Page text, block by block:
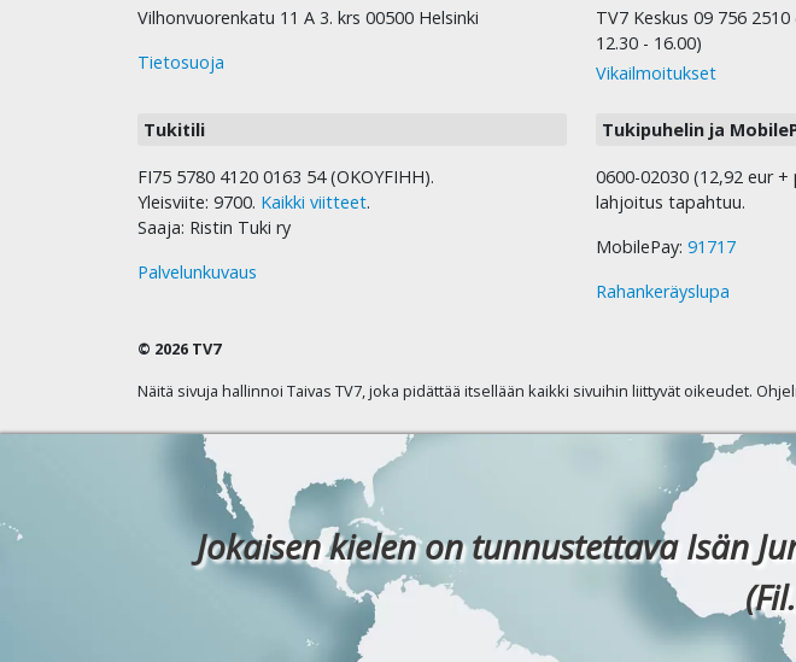
Vilhonvuorenkatu 11 A 3. krs 00500 Helsinki
Tietosuoja
TV7 Keskus 09 756
12.30 - 16.00)
Vikailmoitukset
Tukitili
FI75 5780 4120 0163 54 (OKOYFIHH).
Yleisviite: 9700. Kaikki viitteet.
Saaja: Ristin Tuki ry
Palvelunkuvaus
Tukipuhelin ja
0600-02030 (12,92 eur
lahjoitus tapahtuu.
MobilePay: 91717
Rahankeräyslupa
© 2026 TV7
Näitä sivuja hallinnoi Taivas TV7, joka pidättää itsellään kaikki sivuihin liittyvät oikeudet.
Jokaisen kielen on tunnustettava Isän